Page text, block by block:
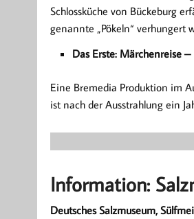
Schlossküche von Bückeburg
genannte „Pökeln“ verhungert
Das Erste: Märchenreise
Eine Bremedia Produktion im
ist nach der Ausstrahlung ein
Information:
Deutsches Salzmuseum,